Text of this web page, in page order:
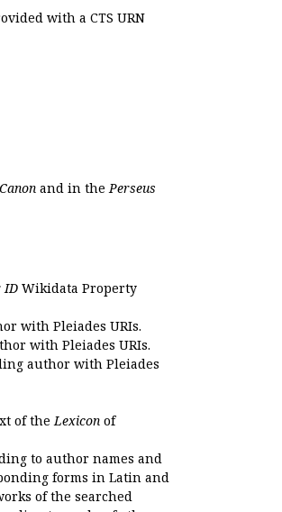
with a CTS URN
Canon and in the Perseus
ID Wikidata Property
with Pleiades URIs.
with Pleiades URIs.
author with Pleiades
of theLexicon of
to author names and
forms in Latin and
of the searched